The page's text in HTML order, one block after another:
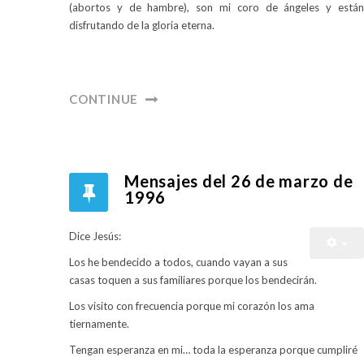
(abortos y de hambre), son mi coro de ángeles y están
disfrutando de la gloria eterna.
CONTINUE
Mensajes del 26 de marzo de
1996
Dice Jesús:
Los he bendecido a todos, cuando vayan a sus
casas toquen a sus familiares porque los bendecirán.
Los visito con frecuencia porque mi corazón los ama
tiernamente.
Tengan esperanza en mi… toda la esperanza porque cumpliré